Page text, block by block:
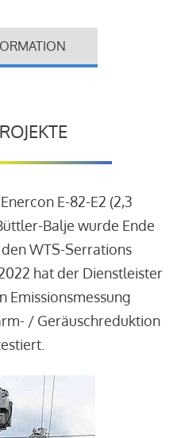
E-82-E2 (2,3
Balje wurde Ende
WTS-Serrations
hat der Dienstleister
Emissionsmessung
/ Geräuschreduktion